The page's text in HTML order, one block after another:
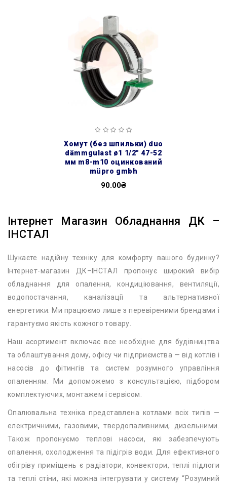
хомут (без шпильки) duo
dämmgulast ø1 1/2″ 47-52
мм m8-m10 оцинкований
müpro gmbh
90.00₴
Інтернет Магазин Обладнання ДК –
ІНСТАЛ
Шукаєте надійну техніку для комфорту вашого будинку?
Інтернет-магазин ДК–ІНСТАЛ пропонує широкий вибір
обладнання для опалення, кондиціювання, вентиляції,
водопостачання, каналізації та альтернативної
енергетики. Ми працюємо лише з перевіреними брендами і
гарантуємо якість кожного товару.
Наш асортимент включає все необхідне для будівництва
та облаштування дому, офісу чи підприємства — від котлів і
насосів до фітингів та систем розумного управління
опаленням. Ми допоможемо з консультацією, підбором
комплектуючих, монтажем і сервісом.
Опалювальна техніка представлена котлами всіх типів —
електричними, газовими, твердопаливними, дизельними.
Також пропонуємо теплові насоси, які забезпечують
опалення, охолодження та підігрів води. Для ефективного
обігріву приміщень є радіатори, конвектори, теплі підлоги
та теплі стіни, які можна інтегрувати у систему “Розумний